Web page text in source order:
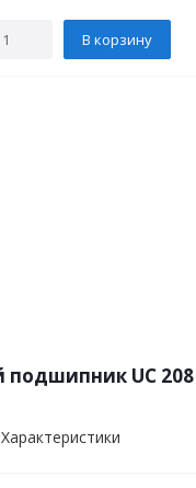
В корзину
подшипник UC 208
Характеристики